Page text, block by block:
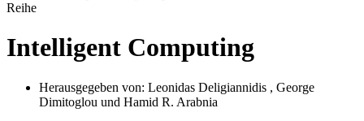
Reihe
Intelligent Computing
Herausgegeben von: Leonidas Deligiannidis , George
Dimitoglou und Hamid R. Arabnia